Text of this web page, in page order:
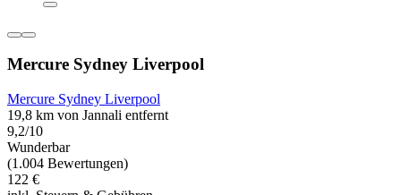
Mercure Sydney Liverpool
Mercure Sydney Liverpool
19,8 km von Jannali entfernt
9,2/10
Wunderbar
(1.004 Bewertungen)
122 €